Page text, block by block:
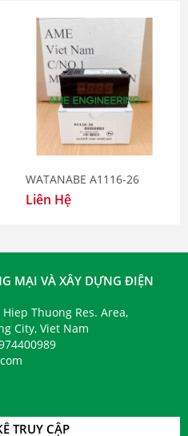
bàn giao thiết bị chuyển đổi tín
WGP-DE-15P-3, WSP-EZ-15P-DX
WGP-EZ-15P-1
bàn giao Phanh kẹp DB-
01-R và má phanh DB-0433-
hãng Suntes Japan
bàn giao thiết bị chuyển đổi tín
Watanabe WSP-DE và WSP-EZ
bàn giao thành công thiết bị
chỉnh tốc độ rung Sinfonia
WATANABE A1116-26
Liên Hệ
MẠI VÀ XÂY DỰNG ĐIỆN
Thuong Res. Area,
City, Viet Nam
TRUY CẬP